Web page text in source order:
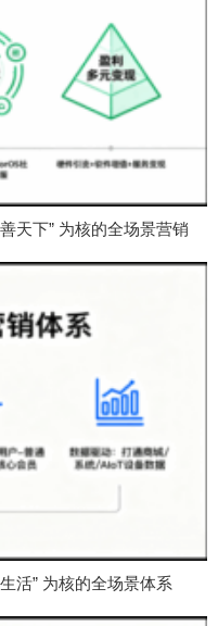
天下” 为核的全场景营销
活” 为核的全场景体系